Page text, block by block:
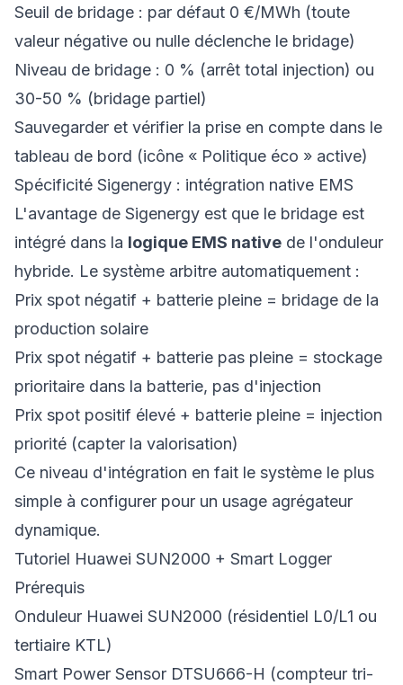
Seuil de bridage : par défaut 0 €/MWh (toute
valeur négative ou nulle déclenche le bridage)
Niveau de bridage : 0 % (arrêt total injection) ou
30-50 % (bridage partiel)
Sauvegarder et vérifier la prise en compte dans le
tableau de bord (icône « Politique éco » active)
Spécificité Sigenergy : intégration native EMS
L'avantage de Sigenergy est que le bridage est
intégré dans la logique EMS native de l'onduleur
hybride. Le système arbitre automatiquement :
Prix spot négatif + batterie pleine = bridage de la
production solaire
Prix spot négatif + batterie pas pleine = stockage
prioritaire dans la batterie, pas d'injection
Prix spot positif élevé + batterie pleine = injection
priorité (capter la valorisation)
Ce niveau d'intégration en fait le système le plus
simple à configurer pour un usage agrégateur
dynamique.
Tutoriel Huawei SUN2000 + Smart Logger
Prérequis
Onduleur Huawei SUN2000 (résidentiel L0/L1 ou
tertiaire KTL)
Smart Power Sensor DTSU666-H (compteur tri-